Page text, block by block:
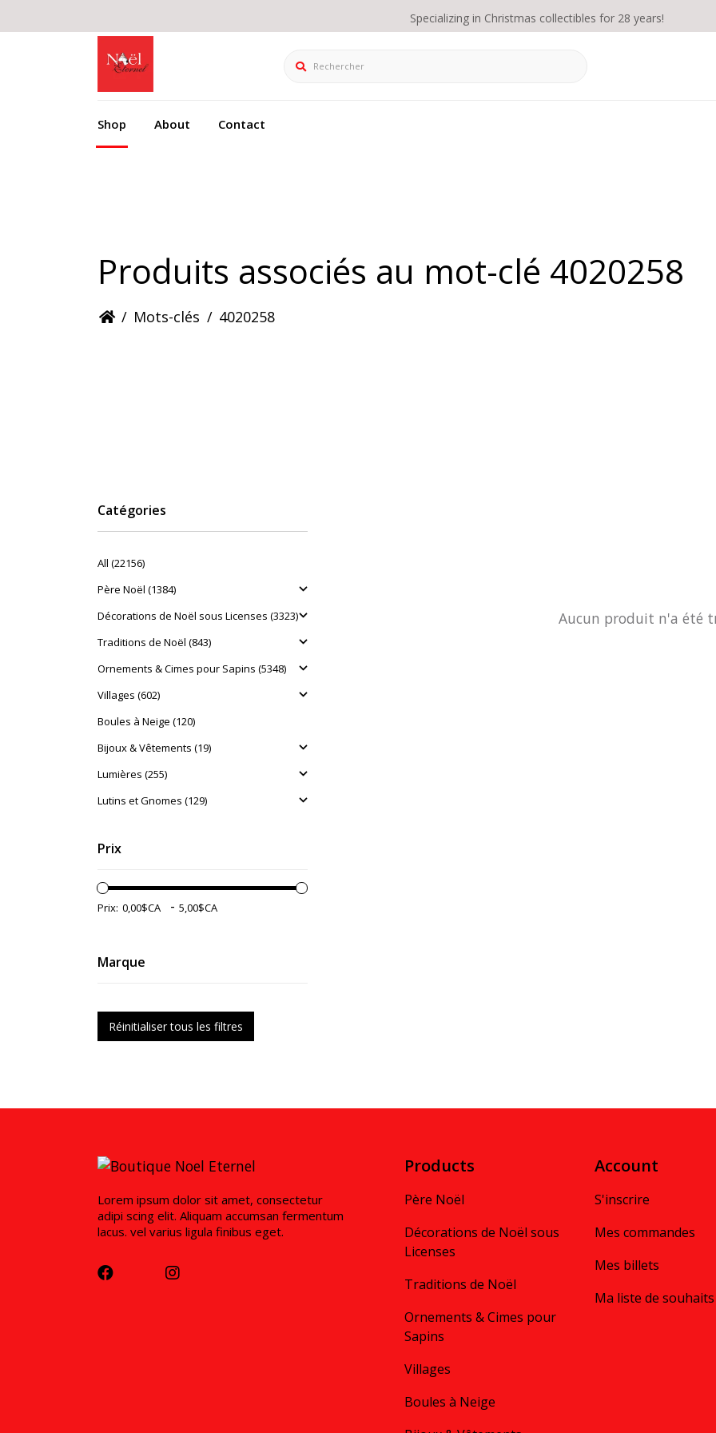
Specializing in Christmas collectibles for 28 years!
Rechercher
Shop About Contact
Produits associés au mot-clé 4020258
/ Mots-clés / 4020258
Catégories
All (22156)
Père Noël (1384)
Décorations de Noël sous Licenses (3323)
Traditions de Noël (843)
Ornements & Cimes pour Sapins (5348)
Villages (602)
Boules à Neige (120)
Bijoux & Vêtements (19)
Lumières (255)
Lutins et Gnomes (129)
Prix
Prix: -
Marque
Réinitialiser tous les filtres
Aucun produit n'a été
Lorem ipsum dolor sit amet, consectetur
adipi scing elit. Aliquam accumsan fermentum
lacus. vel varius ligula finibus eget.
Products
Père Noël
Décorations de Noël sous
Licenses
Traditions de Noël
Ornements & Cimes pour
Sapins
Villages
Boules à Neige
Account
S'inscrire
Mes commandes
Mes billets
Ma liste de souhaits